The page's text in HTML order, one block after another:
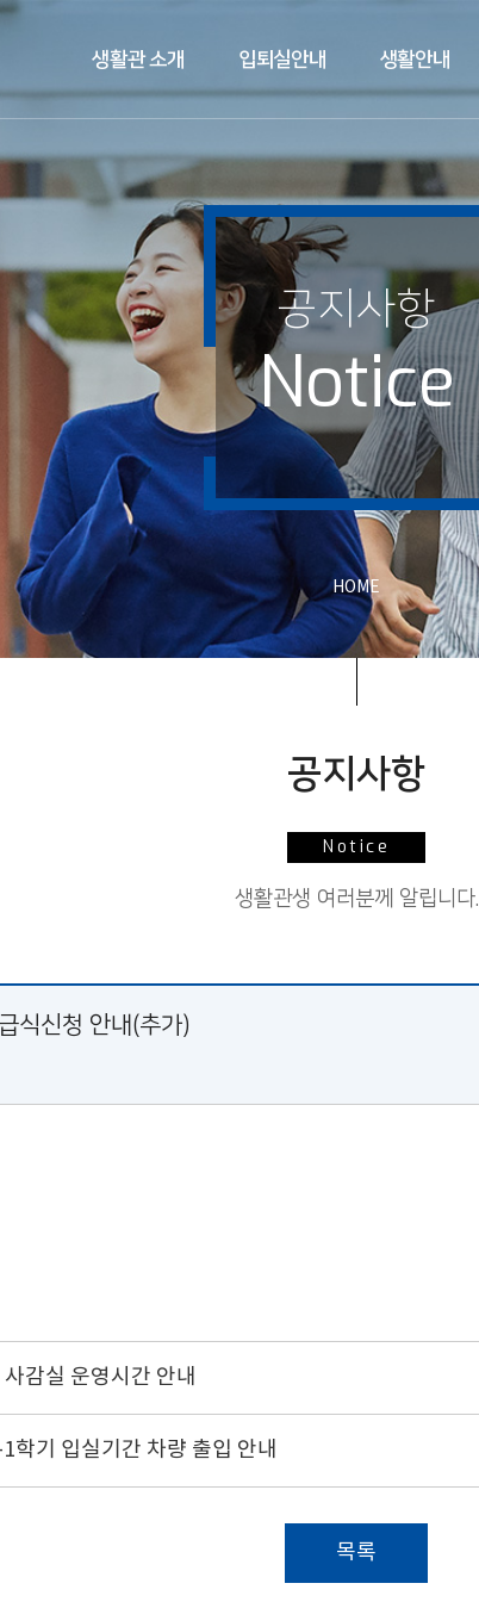
생활관 소개 입퇴실안내 생활안내
공지사항
Notice
HOME
공지사항
Notice
생활관생 여러분께 알립니다.
식신청 안내(추가)
감실 운영시간 안내
학기 입실기간 차량 출입 안내
목록